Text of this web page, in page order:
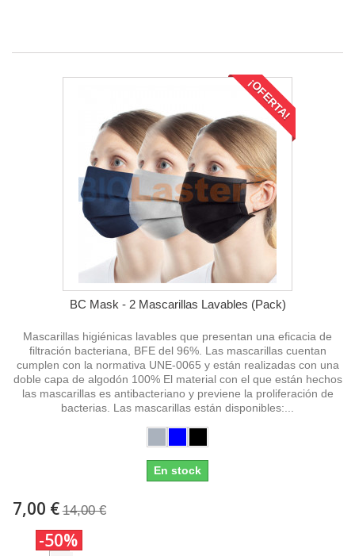
¡OFERTA!
BC Mask - 2 Mascarillas Lavables (Pack)
Mascarillas higiénicas lavables que presentan una eficacia de
filtración bacteriana, BFE del 96%. Las mascarillas cuentan
cumplen con la normativa UNE-0065 y están realizadas con una
doble capa de algodón 100% El material con el que están hechos
las mascarillas es antibacteriano y previene la proliferación de
bacterias. Las mascarillas están disponibles:...
En stock
7,00 € 14,00 €
-50%